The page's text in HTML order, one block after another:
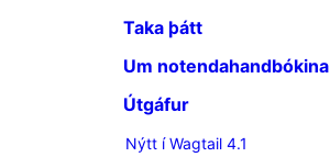
Taka þátt
Um notendahandbókina
Útgáfur
Nýtt í Wagtail 4.1